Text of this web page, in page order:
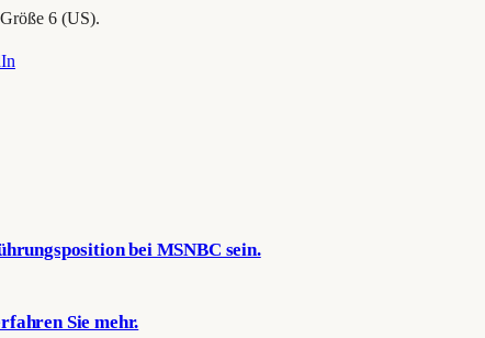
6 (US).
bei MSNBC sein.
Sie mehr.